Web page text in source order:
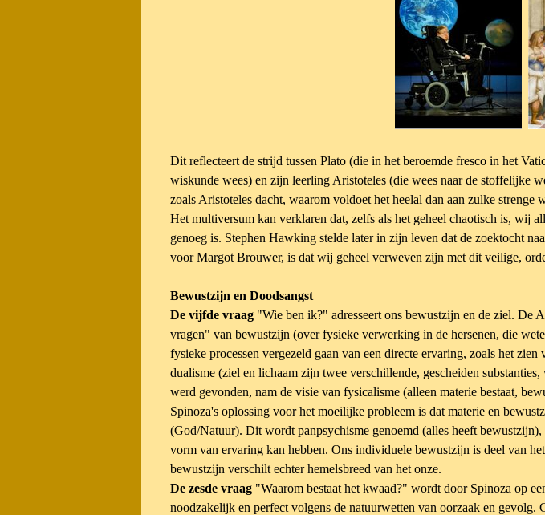
Dit reflecteert de strijd tussen Plato (die in het beroemde fresco in het
wiskunde wees) en zijn leerling Aristoteles (die wees naar de stoffelijke
zoals Aristoteles dacht, waarom voldoet het heelal dan aan zulke
Het multiversum kan verklaren dat, zelfs als het geheel chaotisch is, wij
genoeg is. Stephen Hawking stelde later in zijn leven dat de zoektocht
voor Margot Brouwer, is dat wij geheel verweven zijn met dit veilige,
Bewustzijn en Doodsangst
De vijfde vraag "Wie ben ik?" adresseert ons bewustzijn en de ziel. De
vragen" van bewustzijn (over fysieke verwerking in de hersenen, die
fysieke processen vergezeld gaan van een directe ervaring, zoals het
dualisme (ziel en lichaam zijn twee verschillende, gescheiden
werd gevonden, nam de visie van fysicalisme (alleen materie bestaat,
Spinoza's oplossing voor het moeilijke probleem is dat materie en
(God/Natuur). Dit wordt panpsychisme genoemd (alles heeft
vorm van ervaring kan hebben. Ons individuele bewustzijn is deel van
bewustzijn verschilt echter hemelsbreed van het onze.
De zesde vraag "Waarom bestaat het kwaad?" wordt door Spinoza op
noodzakelijk en perfectvolgens de natuurwetten van oorzaak en gevolg.